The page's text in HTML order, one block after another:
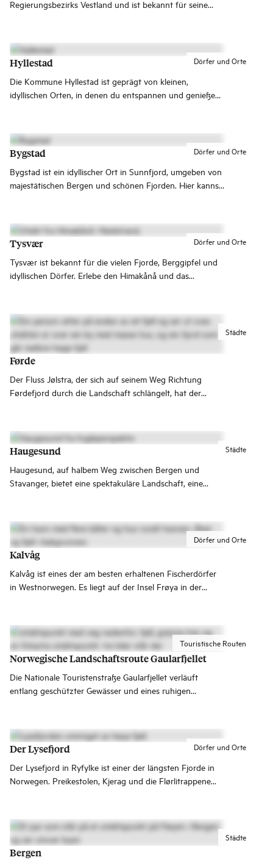
Regierungsbezirks Vestland und ist bekannt für seine
unendlichen Möglichkeiten für Wanderungen in der
Bergwelt von Etnefjellene!
Dörfer und Orte
Hyllestad
Die Kommune Hyllestad ist geprägt von kleinen,
idyllischen Orten, in denen du entspannen und genießen
Dörfer und Orte
Bygstad
Bygstad ist ein idyllischer Ort in Sunnfjord, umgeben von
majestätischen Bergen und schönen Fjorden. Hier kannst
Dörfer und Orte
Tysvær
Tysvær ist bekannt für die vielen Fjorde, Berggipfel und
idyllischen Dörfer. Erlebe den Himakånå und das
Städte
Førde
Der Fluss Jølstra, der sich auf seinem Weg Richtung
Førdefjord durch die Landschaft schlängelt, hat der
Angebot an Cafés und Restaurants.
Städte
Haugesund
Haugesund, auf halbem Weg zwischen Bergen und
Stavanger, bietet eine spektakuläre Landschaft, eine
Dörfer und Orte
Kalvåg
Kalvåg ist eines der am besten erhaltenen Fischerdörfer
in Westnorwegen. Es liegt auf der Insel Frøya in der
Touristische Routen
Norwegische Landschaftsroute Gaularfjellet
Die Nationale Touristenstraße Gaularfjellet verläuft
entlang geschützter Gewässer und eines ruhigen
Dörfer und Orte
Der Lysefjord
Der Lysefjord in Ryfylke ist einer der längsten Fjorde in
Norwegen. Preikestolen, Kjerag und die Flørlitrappene
Ausflüge.
Städte
Bergen